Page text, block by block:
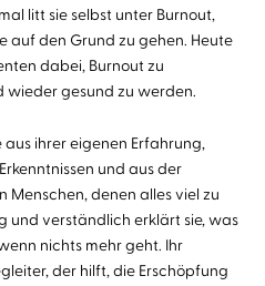
litt sie selbst unter Burnout,
auf den Grund zu gehen. Heute
dabei, Burnout zu
wieder gesund zu werden.
ihrer eigenen Erfahrung,
und aus der
Menschen, denen alles viel zu
und verständlich erklärt sie, was
nichts mehr geht. Ihr
der hilft, die Erschöpfung